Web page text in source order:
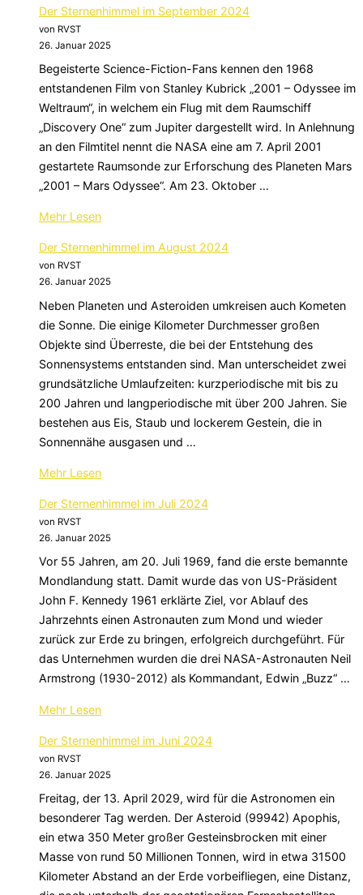
Sternenhimmel
im
2024“
Der Sternenhimmel im September 2024
von RVST
26. Januar 2025
Begeisterte Science-Fiction-Fans kennen den 1968
entstandenen Film von Stanley Kubrick „2001 – Odyssee im
Weltraum“, in welchem ein Flug mit dem Raumschiff
„Discovery One“ zum Jupiter dargestellt wird. In Anlehnung
an den Filmtitel nennt die NASA eine am 7. April 2001
gestartete Raumsonde zur Erforschung des Planeten Mars
„2001 – Mars Odyssee“. Am 23. Oktober …
Mehr über
Sternenhimmel
im
2024“
Lesen
Der Sternenhimmel im August 2024
von RVST
26. Januar 2025
Neben Planeten und Asteroiden umkreisen auch Kometen
die Sonne. Die einige Kilometer Durchmesser großen
Objekte sind Überreste, die bei der Entstehung des
Sonnensystems entstanden sind. Man unterscheidet zwei
grundsätzliche Umlaufzeiten: kurzperiodische mit bis zu
200 Jahren und langperiodische mit über 200 Jahren. Sie
bestehen aus Eis, Staub und lockerem Gestein, die in
Sonnennähe ausgasen und …
Mehr über
Sternenhimmel
im
2024“
Lesen
Der Sternenhimmel im Juli 2024
von RVST
26. Januar 2025
Vor 55 Jahren, am 20. Juli 1969, fand die erste bemannte
Mondlandung statt. Damit wurde das von US-Präsident
John F. Kennedy 1961 erklärte Ziel, vor Ablauf des
Jahrzehnts einen Astronauten zum Mond und wieder
zurück zur Erde zu bringen, erfolgreich durchgeführt. Für
das Unternehmen wurden die drei NASA-Astronauten Neil
Armstrong (1930-2012) als Kommandant, Edwin „Buzz“ …
Mehr über
Sternenhimmel
im
2024“
Lesen
Der Sternenhimmel im Juni 2024
von RVST
26. Januar 2025
Freitag, der 13. April 2029, wird für die Astronomen ein
besonderer Tag werden. Der Asteroid (99942) Apophis,
ein etwa 350 Meter großer Gesteinsbrocken mit einer
Masse von rund 50 Millionen Tonnen, wird in etwa 31500
Kilometer Abstand an der Erde vorbeifliegen, eine Distanz,